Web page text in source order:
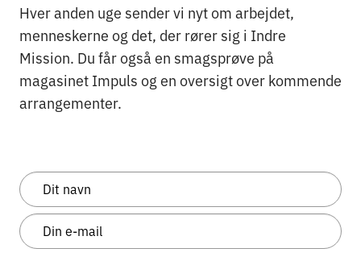
Hver anden uge sender vi nyt om arbejdet,
menneskerne og det, der rører sig i Indre
Mission. Du får også en smagsprøve på
magasinet Impuls og en oversigt over kommende
arrangementer.